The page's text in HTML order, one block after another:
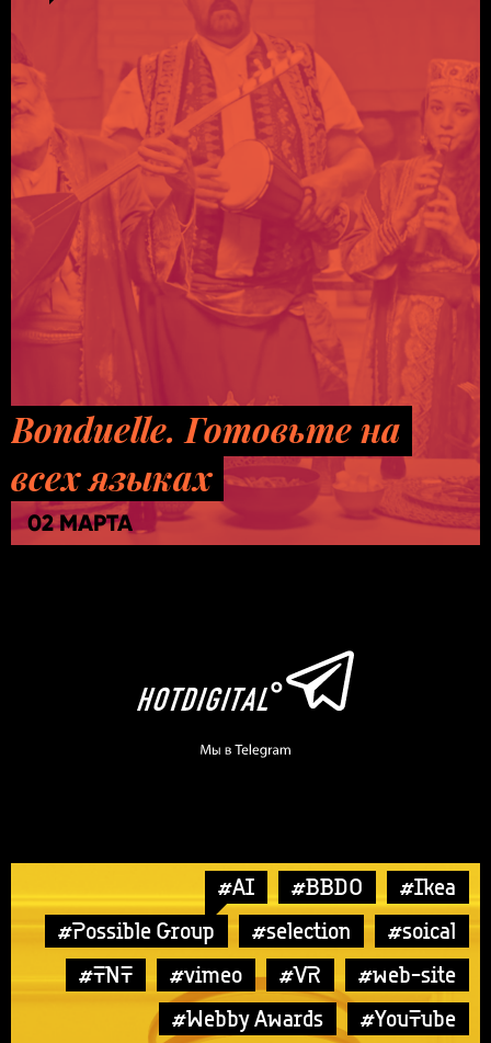
Bonduelle. Готовьте на
всех языках
02 МАРТА
#AI #BBDO
#Ikea
#Possible Group
#selection
#soical
#TNT
#vimeo #VR
#web-site
#Webby Awards
#YouTube